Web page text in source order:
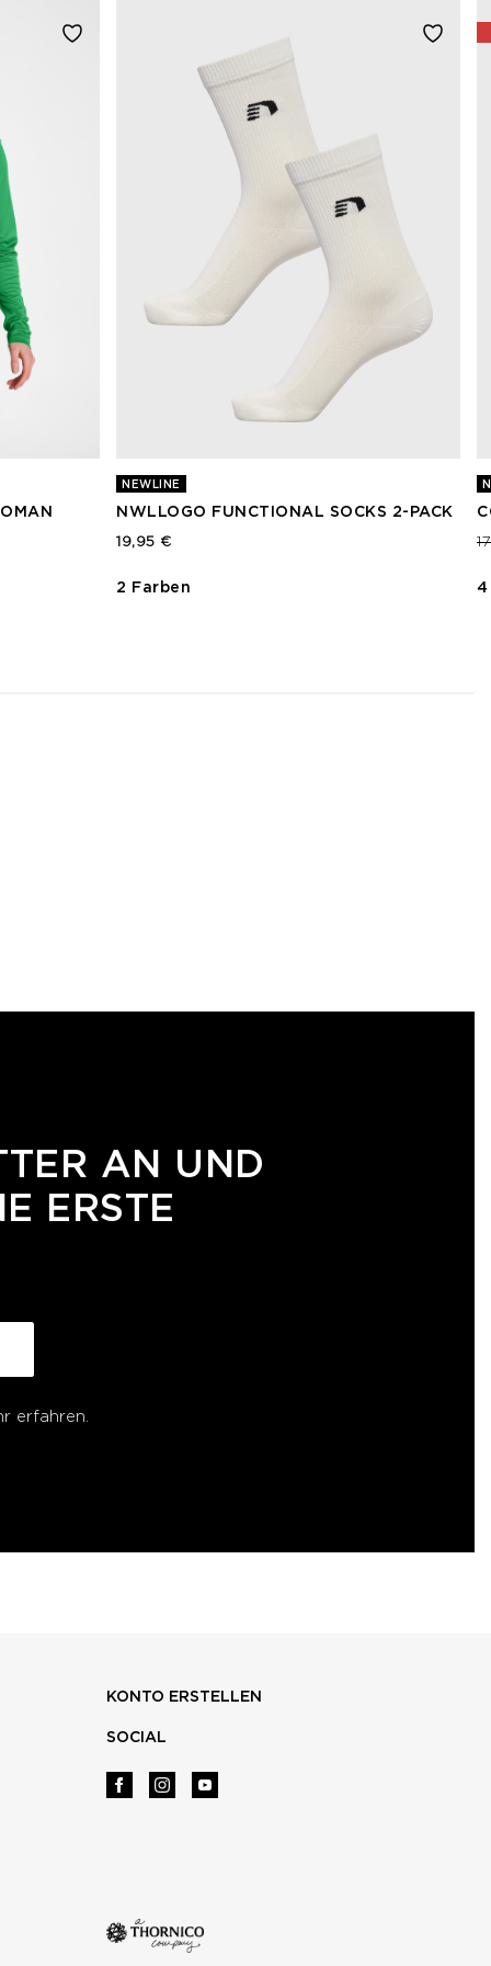
NEWLINE
NWLLOGO FUNCTIONAL SOCKS 2-PACK
19,95 €
2 Farben 4
AN UND
ERSTE
erfahren.
KONTO ERSTELLEN
SOCIAL